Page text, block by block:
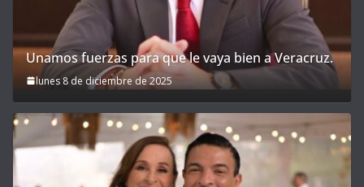
Unamos fuerzas para que le vaya bien a Veracruz.
lunes 8 de diciembre de 2025